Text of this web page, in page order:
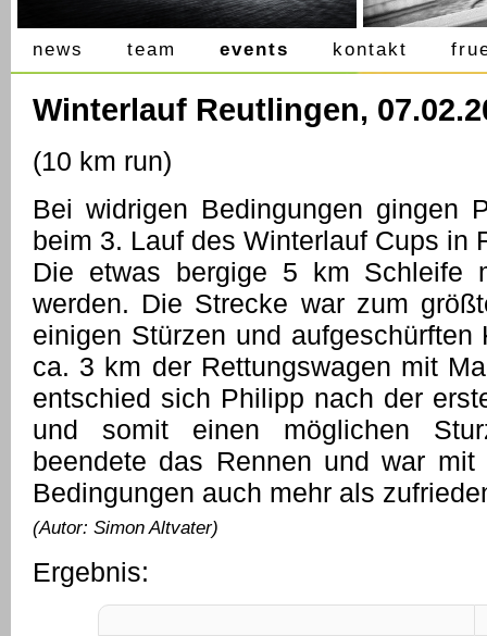
news team events kontakt
Winterlauf Reutlingen,
(10 km run)
Bei widrigen Bedingungen gingen
beim 3. Lauf des Winterlauf Cups in
Die etwas bergige 5 km Schleife
werden. Die Strecke war zum
einigen Stürzen und
ca. 3 km der Rettungswagen mit
entschied sich Philipp nach der
und somit einen möglichen
beendete das Rennen und war
Bedingungen auch mehr als
(Autor: Simon Altvater)
Ergebnis: